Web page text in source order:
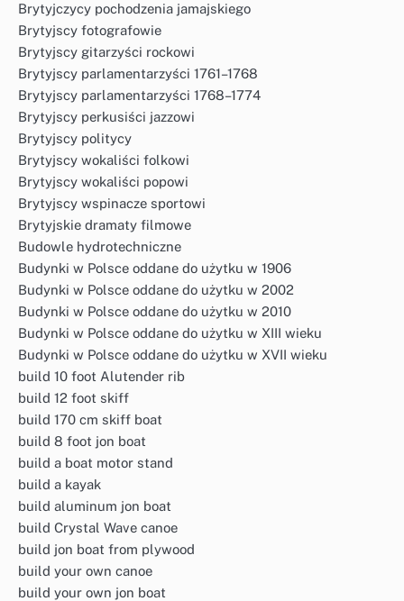
Brytyjczycy pochodzenia jamajskiego
Brytyjscy fotografowie
Brytyjscy gitarzyści rockowi
Brytyjscy parlamentarzyści 1761–1768
Brytyjscy parlamentarzyści 1768–1774
Brytyjscy perkusiści jazzowi
Brytyjscy politycy
Brytyjscy wokaliści folkowi
Brytyjscy wokaliści popowi
Brytyjscy wspinacze sportowi
Brytyjskie dramaty filmowe
Budowle hydrotechniczne
Budynki w Polsce oddane do użytku w 1906
Budynki w Polsce oddane do użytku w 2002
Budynki w Polsce oddane do użytku w 2010
Budynki w Polsce oddane do użytku w XIII wieku
Budynki w Polsce oddane do użytku w XVII wieku
build 10 foot Alutender rib
build 12 foot skiff
build 170 cm skiff boat
build 8 foot jon boat
build a boat motor stand
build a kayak
build aluminum jon boat
build Crystal Wave canoe
build jon boat from plywood
build your own canoe
build your own jon boat